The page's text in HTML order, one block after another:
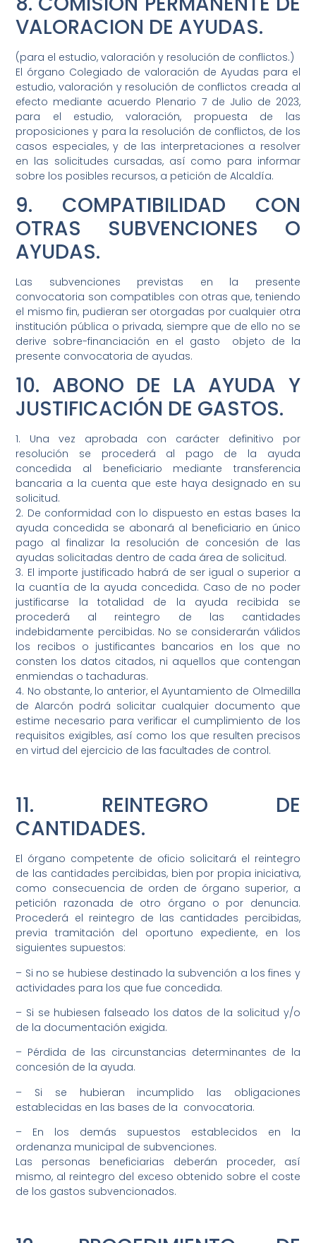
VALORACION DE AYUDAS.
(para el estudio, valoración y resolución de conflictos.)
El órgano Colegiado de valoración de Ayudas para el
estudio, valoración y resolución de conflictos creada al
efecto mediante acuerdo Plenario 7 de Julio de 2023,
para el estudio, valoración, propuesta de las
proposiciones y para la resolución de conflictos, de los
casos especiales, y de las interpretaciones a resolver
en las solicitudes cursadas, así como para informar
sobre los posibles recursos, a petición de Alcaldía.
9. COMPATIBILIDAD CON
OTRAS SUBVENCIONES O
AYUDAS.
Las subvenciones previstas en la presente
convocatoria son compatibles con otras que, teniendo
el mismo fin, pudieran ser otorgadas por cualquier otra
institución pública o privada, siempre que de ello no se
derive sobre-financiación en el gasto objeto de la
presente convocatoria de ayudas.
10. ABONO DE LA AYUDA Y
JUSTIFICACIÓN DE GASTOS.
1. Una vez aprobada con carácter definitivo por
resolución se procederá al pago de la ayuda
concedida al beneficiario mediante transferencia
bancaria a la cuenta que este haya designado en su
solicitud.
2. De conformidad con lo dispuesto en estas bases la
ayuda concedida se abonará al beneficiario en único
pago al finalizar la resolución de concesión de las
ayudas solicitadas dentro de cada área de solicitud.
3. El importe justificado habrá de ser igual o superior a
la cuantía de la ayuda concedida. Caso de no poder
justificarse la totalidad de la ayuda recibida se
procederá al reintegro de las cantidades
indebidamente percibidas. No se considerarán válidos
los recibos o justificantes bancarios en los que no
consten los datos citados, ni aquellos que contengan
enmiendas o tachaduras.
4. No obstante, lo anterior, el Ayuntamiento de Olmedilla
de Alarcón podrá solicitar cualquier documento que
estime necesario para verificar el cumplimiento de los
requisitos exigibles, así como los que resulten precisos
en virtud del ejercicio de las facultades de control.
11. REINTEGRO DE
CANTIDADES.
El órgano competente de oficio solicitará el reintegro
de las cantidades percibidas, bien por propia iniciativa,
como consecuencia de orden de órgano superior, a
petición razonada de otro órgano o por denuncia.
Procederá el reintegro de las cantidades percibidas,
previa tramitación del oportuno expediente, en los
siguientes supuestos:
– Si no se hubiese destinado la subvención a los fines y
actividades para los que fue concedida.
– Si se hubiesen falseado los datos de la solicitud y/o
de la documentación exigida.
– Pérdida de las circunstancias determinantes de la
concesión de la ayuda.
– Si se hubieran incumplido las obligaciones
establecidas en las bases de la convocatoria.
– En los demás supuestos establecidos en la
ordenanza municipal de subvenciones.
Las personas beneficiarias deberán proceder, así
mismo, al reintegro del exceso obtenido sobre el coste
de los gastos subvencionados.